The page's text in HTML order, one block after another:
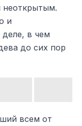
неоткрытым.
и
деле, в чем
до сих пор
всем от